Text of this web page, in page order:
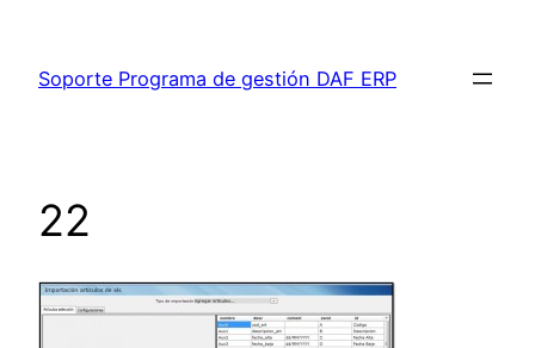
contenido
Soporte Programa de gestión DAF ERP
22